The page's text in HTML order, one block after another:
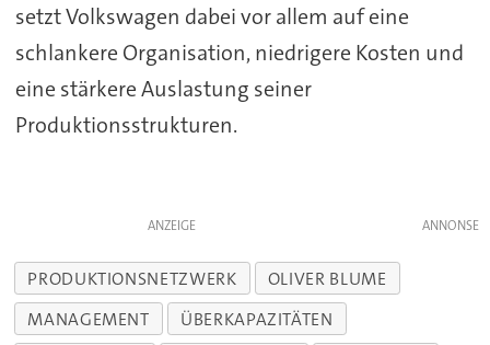
setzt Volkswagen dabei vor allem auf eine
schlankere Organisation, niedrigere Kosten und
eine stärkere Auslastung seiner
Produktionsstrukturen.
ANZEIGE
PRODUKTIONSNETZWERK
OLIVER BLUME
MANAGEMENT
ÜBERKAPAZITÄTEN